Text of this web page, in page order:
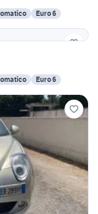
Euro 6
Euro 6